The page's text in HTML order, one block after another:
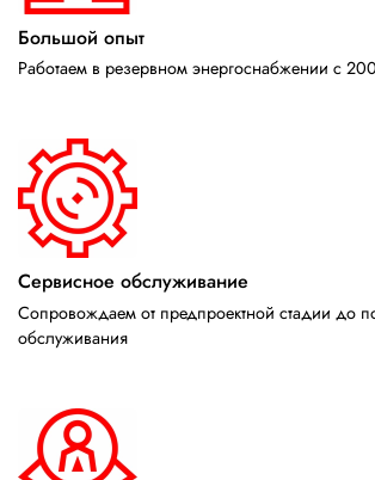
Большой опыт
Работаем в резервном энергоснабжении с
Сервисное обслуживание
Сопровождаем от предпроектной стадии до
обслуживания